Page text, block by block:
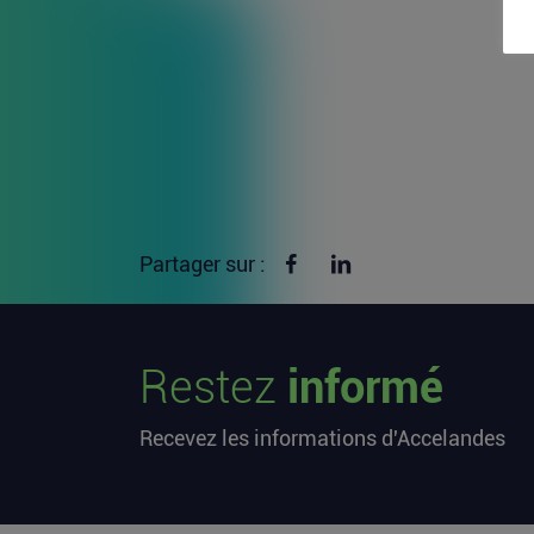
Partager sur : Partager sur Facebook
Restez informé
Recevez les informations d'Accelandes